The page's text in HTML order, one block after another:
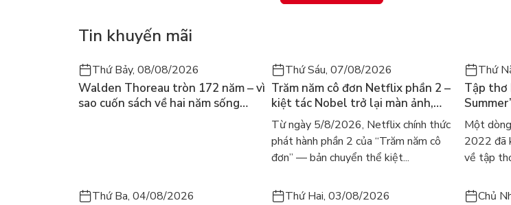
Những điều an yên”
Thông qua những hình vẽ đang đợi được lấp đầy bằng muôn vàn sắc màu ấy, Kulzsc sẽ
Bởi tô màu là một hình thức chữa lành đơn giản mà hiệu quả, nên mỗi khi thấy bực dọc,
Tin khuyến mãi
Thứ Bảy, 08/08/2026
Walden Thoreau tròn 172 năm – vì
sao cuốn sách về hai năm sống
Thứ Sáu, 07/08/2026
Trăm năm cô đơn Netflix phần 2 –
kiệt tác Nobel trở lại màn ảnh,
dòng người tìm đọc lại García
Márquez
Từ ngày 5/8/2026, Netflix chính thức
phát hành phần 2 của “Trăm năm cô
đơn” — bản chuyển thể kiệt...
Thứ
Tập thơ
ra mắt
gây sốt
Một
2022 đã
về tập
Thứ Ba, 04/08/2026 Thứ Hai, 03/08/2026 Chủ